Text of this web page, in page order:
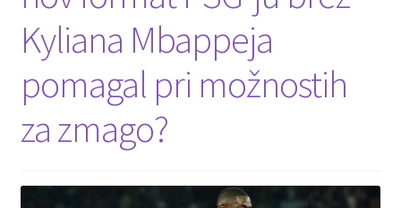
Kyliana Mbappeja
pomagal pri možnostih
za zmago?